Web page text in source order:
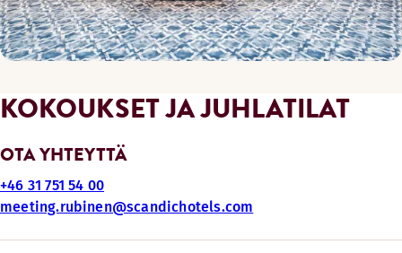
KOKOUKSET JA JUHLATILAT
OTA YHTEYTTÄ
+46 31 751 54 00
meeting.rubinen@scandichotels.com